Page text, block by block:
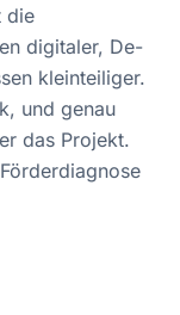
die
digitaler, De-
kleinteiliger.
und genau
das Projekt.